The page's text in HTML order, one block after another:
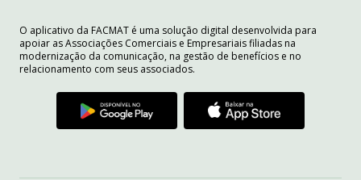
O aplicativo da FACMAT é uma solução digital desenvolvida para
apoiar as Associações Comerciais e Empresariais filiadas na
modernização da comunicação, na gestão de benefícios e no
relacionamento com seus associados.